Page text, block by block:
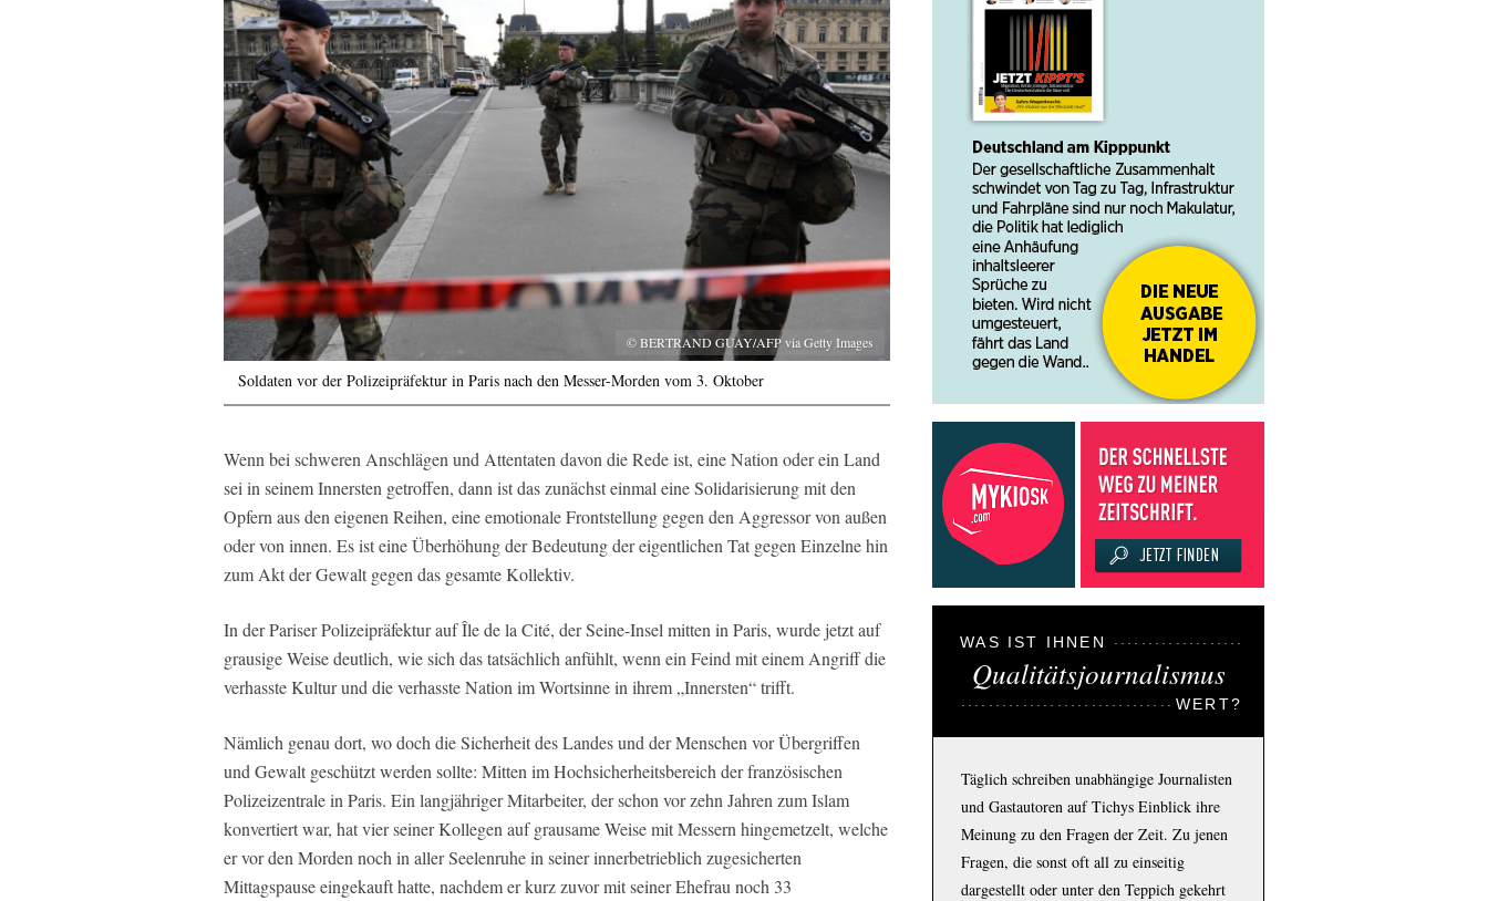
© BERTRAND GUAY/AFP via Getty Images
Soldaten vor der Polizeipräfektur in Paris nach den Messer-Morden vom 3. Oktober
Wenn bei schweren Anschlägen und Attentaten davon die Rede ist, eine Nation oder ein Land
sei in seinem Innersten getroffen, dann ist das zunächst einmal eine Solidarisierung mit den
Opfern aus den eigenen Reihen, eine emotionale Frontstellung gegen den Aggressor von außen
oder von innen. Es ist eine Überhöhung der Bedeutung der eigentlichen Tat gegen Einzelne hin
zum Akt der Gewalt gegen das gesamte Kollektiv.
In der Pariser Polizeipräfektur auf Île de la Cité, der Seine-Insel mitten in Paris, wurde jetzt auf
grausige Weise deutlich, wie sich das tatsächlich anfühlt, wenn ein Feind mit einem Angriff die
verhasste Kultur und die verhasste Nation im Wortsinne in ihrem „Innersten“ trifft.
Nämlich genau dort, wo doch die Sicherheit des Landes und der Menschen vor Übergriffen
und Gewalt geschützt werden sollte: Mitten im Hochsicherheitsbereich der französischen
Polizeizentrale in Paris. Ein langjähriger Mitarbeiter, der schon vor zehn Jahren zum Islam
konvertiert war, hat vier seiner Kollegen auf grausame Weise mit Messern hingemetzelt, welche
er vor den Morden noch in aller Seelenruhe in seiner innerbetrieblich zugesicherten
Mittagspause eingekauft hatte, nachdem er kurz zuvor mit seiner Ehefrau noch 33
WAS IST IHNEN
Qualitätsjournalismus
WERT?
Täglich schreiben unabhängige Journalisten
und Gastautoren auf Tichys Einblick ihre
Meinung zu den Fragen der Zeit. Zu jenen
Fragen, die sonst oft all zu einseitig
dargestellt oder unter den Teppich gekehrt